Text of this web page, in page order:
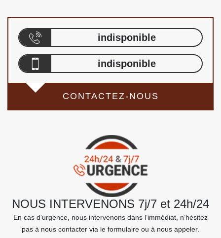
indisponible
indisponible
CONTACTEZ-NOUS
NOUS INTERVENONS 7j/7 et 24h/24
En cas d’urgence, nous intervenons dans l’immédiat, n’hésitez
pas à nous contacter via le formulaire ou à nous appeler.